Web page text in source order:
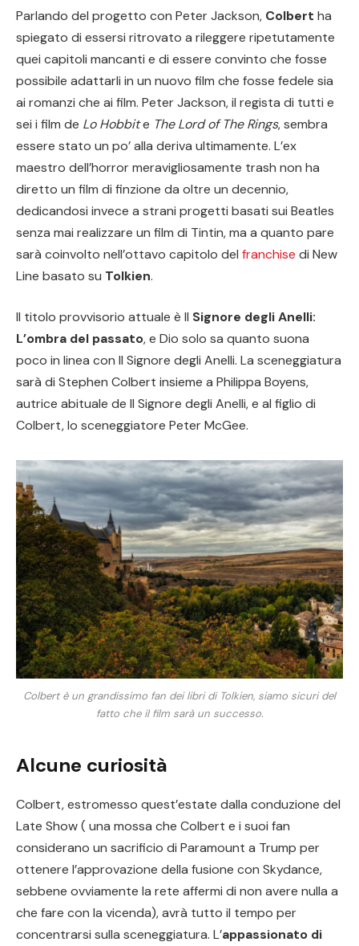
Parlando del progetto con Peter Jackson, Colbert ha
spiegato di essersi ritrovato a rileggere ripetutamente
quei capitoli mancanti e di essere convinto che fosse
possibile adattarli in un nuovo film che fosse fedele sia
ai romanzi che ai film. Peter Jackson, il regista di tutti e
sei i film de Lo Hobbite The Lord of The Rings, sembra
essere stato un po’ alla deriva ultimamente. L’ex
maestro dell’horror meravigliosamente trash non ha
diretto un film di finzione da oltre un decennio,
dedicandosi invece a strani progetti basati sui Beatles
senza mai realizzare un film di Tintin, ma a quanto pare
sarà coinvolto nell’ottavo capitolo del franchise di New
Line basato su Tolkien.
Il titolo provvisorio attuale è Il Signore degli Anelli:
L’ombra del passato, e Dio solo sa quanto suona
poco in linea con Il Signore degli Anelli. La sceneggiatura
sarà di Stephen Colbert insieme a Philippa Boyens,
autrice abituale de Il Signore degli Anelli, e al figlio di
Colbert, lo sceneggiatore Peter McGee.
Colbert è un grandissimo fan dei libri di Tolkien, siamo sicuri del
fatto che il film sarà un successo.
Alcune curiosità
Colbert, estromesso quest’estate dalla conduzione del
Late Show ( una mossa che Colbert e i suoi fan
considerano un sacrificio di Paramount a Trump per
ottenere l’approvazione della fusione con Skydance,
sebbene ovviamente la rete affermi di non avere nulla a
che fare con la vicenda), avrà tutto il tempo per
concentrarsi sulla sceneggiatura. L’appassionato di